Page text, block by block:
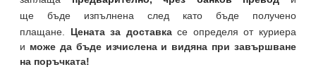
ще бъде изпълнена след като бъде получено
плащане. Цената за доставкасе определя от куриера
и може да бъде изчислена и видяна при завършване
на поръчката!